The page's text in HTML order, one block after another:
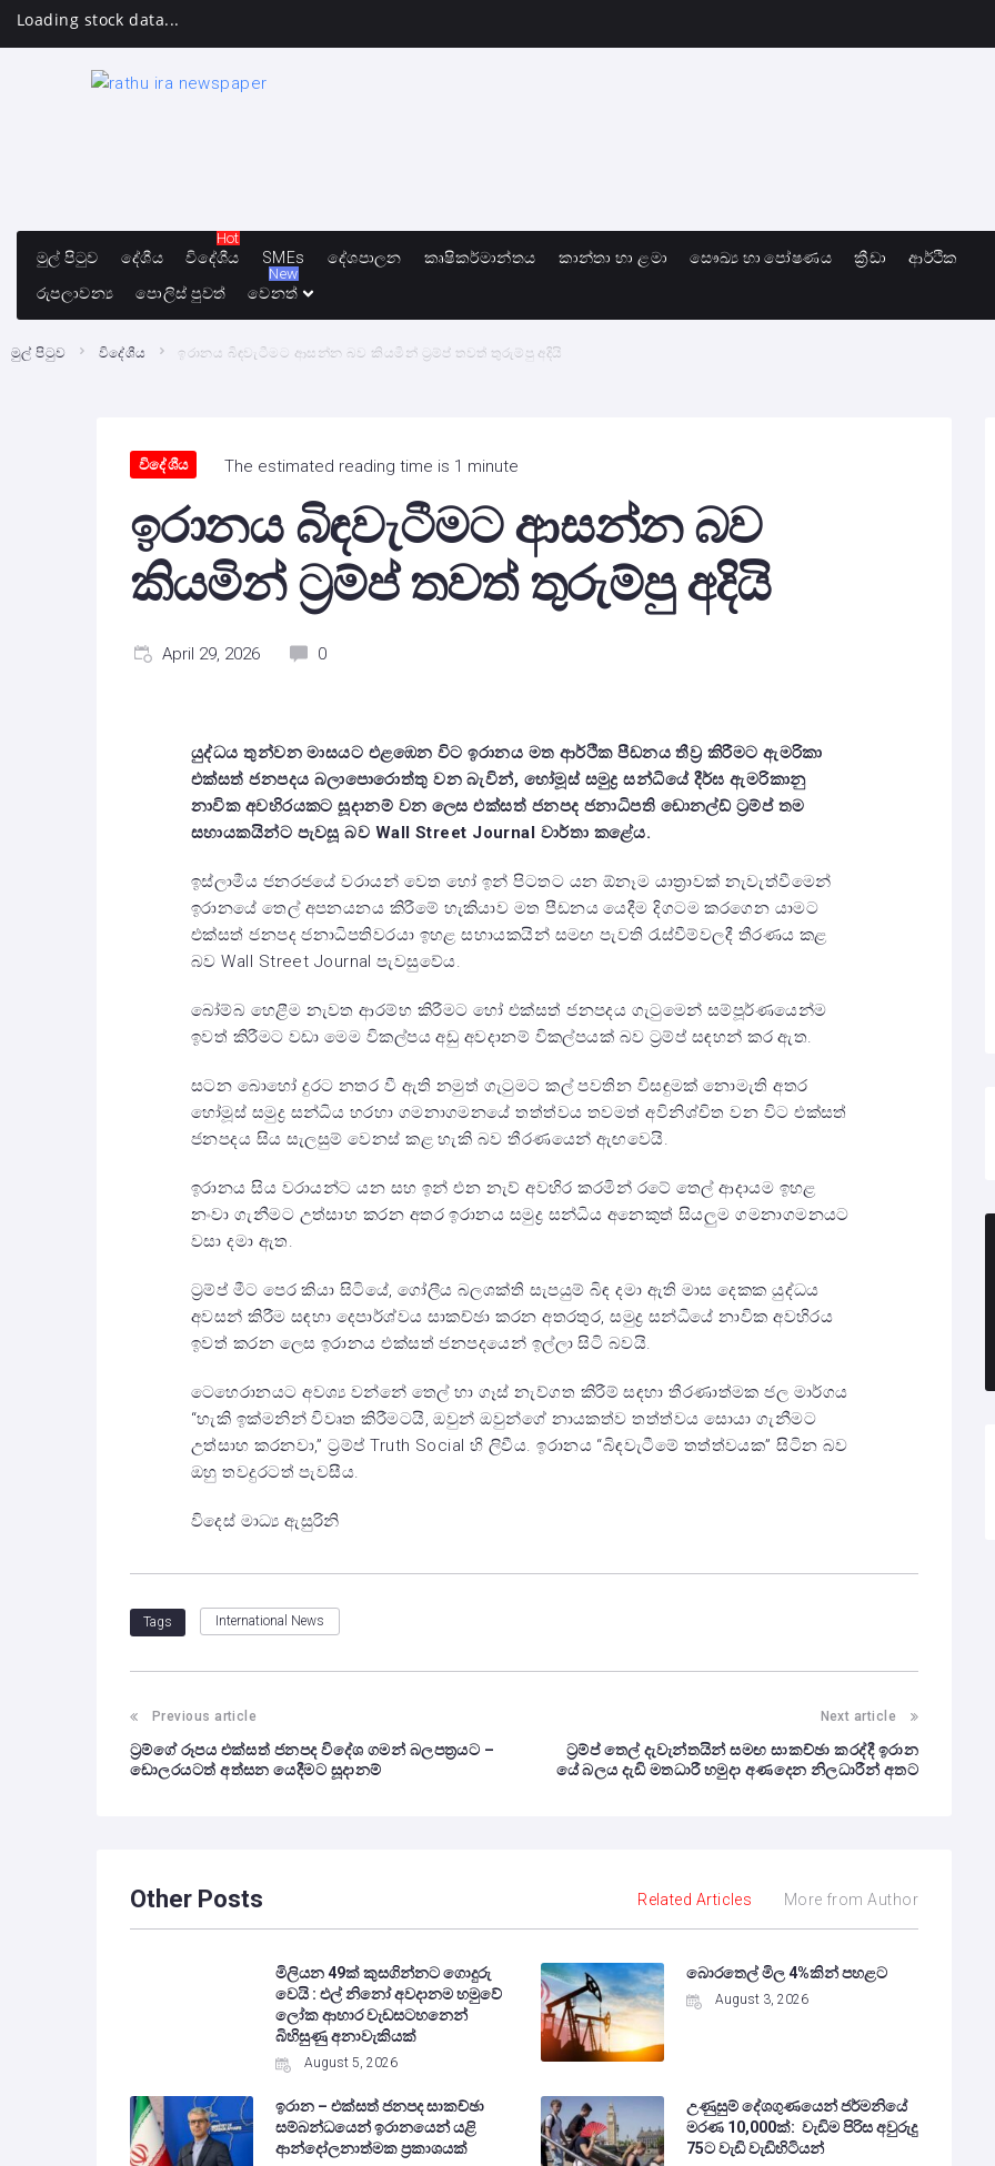
Loading stock data...
මුල් පිටුව දේශීය විදේශීය
Hot
SMEs
දේශපාලන කෘෂිකර්මාන්තය කාන්තා හා ළමා සෞඛ්‍ය හා පෝෂණය ක්‍රීඩා
ආර්ථික
රුපලාවන්‍ය
පොලිස් පුවත් වෙනත්
New
මුල් පිටුව විදේශීය ඉරානය බිඳවැටීමට ආසන්න බව කියමින් ට්‍රම්ප් තවත් තුරුම්පු අදියි
විදේශීය The estimated reading time is 1 minute
ඉරානය බිඳවැටීමට ආසන්න බව
කියමින් ට්‍රම්ප් තවත් තුරුම්පු අදියි
April 29, 2026 0
යුද්ධය තුන්වන මාසයට එළඹෙන විට ඉරානය මත ආර්ථික පීඩනය තීව්‍ර කිරීමට ඇමරිකා
එක්සත් ජනපදය බලාපොරොත්තු වන බැවින්, හෝමූස් සමුද්‍ර සන්ධියේ දීර්ඝ ඇමරිකානු
නාවික අවහිරයකට සූදානම් වන ලෙස එක්සත් ජනපද ජනාධිපති ඩොනල්ඩ් ට්‍රම්ප් තම
සහායකයින්ට පැවසූ බව Wall Street Journal වාර්තා කළේය.
ඉස්ලාමීය ජනරජයේ වරායන් වෙත හෝ ඉන් පිටතට යන ඕනෑම යාත්‍රාවක් නැවැත්වීමෙන්
ඉරානයේ තෙල් අපනයනය කිරීමේ හැකියාව මත පීඩනය යෙදීම දිගටම කරගෙන යාමට
එක්සත් ජනපද ජනාධිපතිවරයා ඉහළ සහායකයින් සමඟ පැවති රැස්වීම්වලදී තීරණය කළ
බව Wall Street Journal පැවසුවේය.
බෝම්බ හෙළීම නැවත ආරම්භ කිරීමට හෝ එක්සත් ජනපදය ගැටුමෙන් සම්පූර්ණයෙන්ම
ඉවත් කිරීමට වඩා මෙම විකල්පය අඩු අවදානම් විකල්පයක් බව ට්‍රම්ප් සඳහන් කර ඇත.
සටන බොහෝ දුරට නතර වී ඇති නමුත් ගැටුමට කල් පවතින විසඳුමක් නොමැති අතර
හෝමූස් සමුද්‍ර සන්ධිය හරහා ගමනාගමනයේ තත්ත්වය තවමත් අවිනිශ්චිත වන විට එක්සත්
ජනපදය සිය සැලසුම් වෙනස් කළ හැකි බව තීරණයෙන් ඇඟවෙයි.
ඉරානය සිය වරායන්ට යන සහ ඉන් එන නැව් අවහිර කරමින් රටේ තෙල් ආදායම ඉහළ
නංවා ගැනීමට උත්සාහ කරන අතර ඉරානය සමුද්‍ර සන්ධිය අනෙකුත් සියලුම ගමනාගමනයට
වසා දමා ඇත.
ට්‍රම්ප් මීට පෙර කියා සිටියේ, ගෝලීය බලශක්ති සැපයුම් බිඳ දමා ඇති මාස දෙකක යුද්ධය
අවසන් කිරීම සඳහා දෙපාර්ශ්වය සාකච්ඡා කරන අතරතුර, සමුද්‍ර සන්ධියේ නාවික අවහිරය
ඉවත් කරන ලෙස ඉරානය එක්සත් ජනපදයෙන් ඉල්ලා සිටි බවයි.
ටෙහෙරානයට අවශ්‍ය වන්නේ තෙල් හා ගෑස් නැව්ගත කිරීම් සඳහා තීරණාත්මක ජල මාර්ගය
“හැකි ඉක්මනින් විවෘත කිරීමටයි, ඔවුන් ඔවුන්ගේ නායකත්ව තත්ත්වය සොයා ගැනීමට
උත්සාහ කරනවා,” ට්‍රම්ප් Truth Social හි ලිවීය. ඉරානය “බිඳවැටීමේ තත්ත්වයක” සිටින බව
ඔහු තවදුරටත් පැවසීය.
විදෙස් මාධ්‍ය ඇසුරිනි
Tags International News
Previous article
ට්‍රම්ගේ රූපය එක්සත් ජනපද විදේශ ගමන් බලපත්‍රයට –
ඩොලරයටත් අත්සන යෙදීමට සූදානම්
Next article
ට්‍රම්ප් තෙල් දැවැන්තයින් සමඟ සාකච්ඡා කරද්දී ඉරාන
යේ බලය දැඩි මතධාරී හමුදා අණදෙන නිලධාරීන් අතට
Other Posts Related Articles More from Author
මිලියන 49ක් කුසගින්නට ගොදුරු
වෙයි : එල් නිනෝ අවදානම හමුවේ
ලෝක ආහාර වැඩසටහනෙන්
බිහිසුණු අනාවැකියක්
August 5, 2026
බොරතෙල් මිල 4%කින් පහළට
August 3, 2026
ඉරාන – එක්සත් ජනපද සාකච්ඡා
සම්බන්ධයෙන් ඉරානයෙන් යළි
ආන්දෝලනාත්මක ප්‍රකාශයක්
උණුසුම් දේශගුණයෙන් ජර්මනියේ
මරණ 10,000ක්: වැඩිම පිරිස අවුරුදු
75ට වැඩි වැඩිහිටියන්